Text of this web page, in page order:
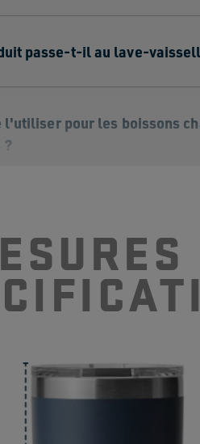
passe-t-il au lave-
l'utiliser pour les boissons
?
pour boissons
Rambler® sont-ils sans